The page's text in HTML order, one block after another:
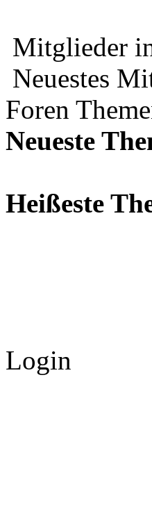
Mitglieder
Neuestes
Foren
Neueste
Heißeste
Login